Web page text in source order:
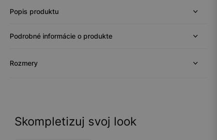
Popis produktu
Podrobné informácie o produkte
Rozmery
Skompletizuj svoj look